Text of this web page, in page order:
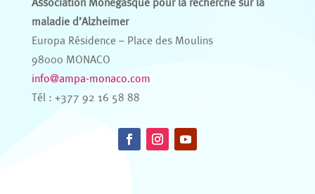
Association Monégasque pour la recherche sur la
maladie d’Alzheimer
Europa Résidence – Place des Moulins
98000 MONACO
info@ampa-monaco.com
Tél : +377 92 16 58 88